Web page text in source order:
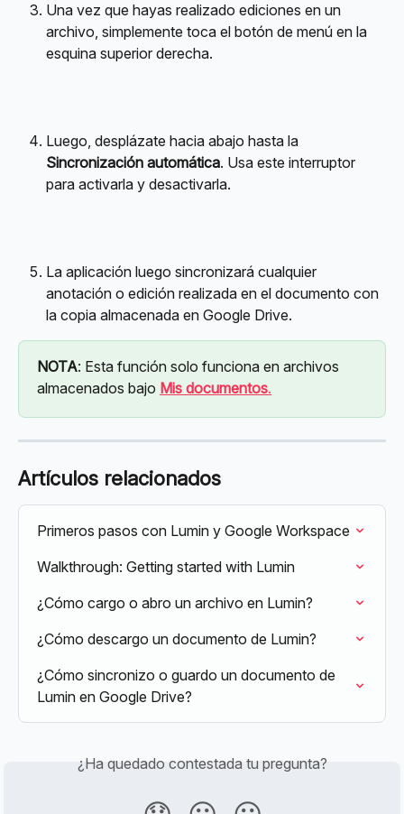
Una vez que hayas realizado ediciones en un
archivo, simplemente toca el botón de menú en la
esquina superior derecha.
Luego, desplázate hacia abajo hasta la
Sincronización automática. Usa este interruptor
para activarla y desactivarla.
La aplicación luego sincronizará cualquier
anotación o edición realizada en el documento con
la copia almacenada en Google Drive.
NOTA: Esta función solo funciona en archivos
almacenados bajo Mis documentos.
Artículos relacionados
Primeros pasos con Lumin y Google Workspace
Walkthrough: Getting started with Lumin
¿Cómo cargo o abro un archivo en Lumin?
¿Cómo descargo un documento de Lumin?
¿Cómo sincronizo o guardo un documento de
Lumin en Google Drive?
¿Ha quedado contestada tu pregunta?